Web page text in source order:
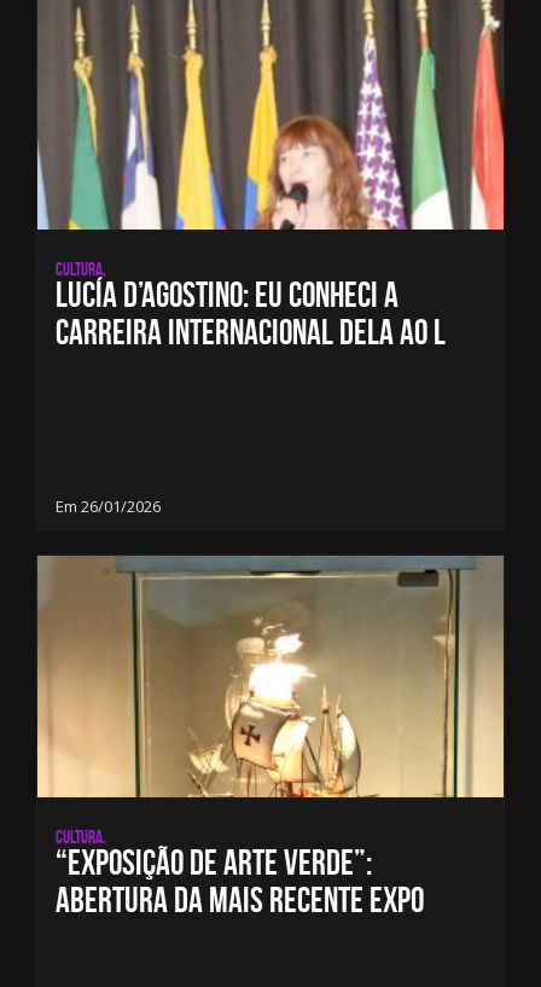
Cultura,
Lucía D’Agostino: Eu conheci a
carreira internacional dela ao l
Em 26/01/2026
Cultura,
“Exposição de Arte Verde”:
Abertura da mais recente expo